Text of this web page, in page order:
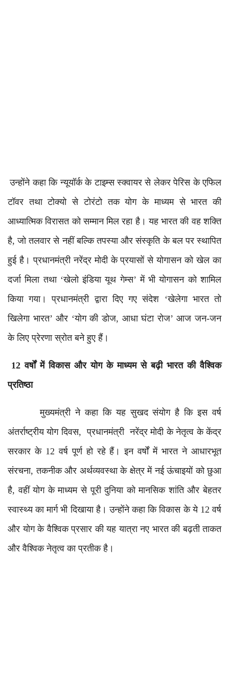
उन्होंने कहा कि न्यूयॉर्क के टाइम्स स्क्वायर से लेकर पेरिस के एफिल
टॉवर तथा टोक्यो से टोरंटो तक योग के माध्यम से भारत की
आध्यात्मिक विरासत को सम्मान मिल रहा है। यह भारत की वह शक्ति
है, जो तलवार से नहीं बल्कि तपस्या और संस्कृति के बल पर स्थापित
हुई है। प्रधानमंत्री नरेंद्र मोदी के प्रयासों से योगासन को खेल का
दर्जा मिला तथा ‘खेलो इंडिया यूथ गेम्स’ में भी योगासन को शामिल
किया गया। प्रधानमंत्री द्वारा दिए गए संदेश ‘खेलेगा भारत तो
खिलेगा भारत’ और ‘योग की डोज, आधा घंटा रोज’ आज जन-जन
के लिए प्रेरणा स्रोत बने हुए हैं।
12 वर्षों में विकास और योग के माध्यम से बढ़ी भारत की वैश्विक
प्रतिष्ठा
मुख्यमंत्री ने कहा कि यह सुखद संयोग है कि इस वर्ष
अंतर्राष्ट्रीय योग दिवस, प्रधानमंत्री नरेंद्र मोदी के नेतृत्व के केंद्र
सरकार के 12 वर्ष पूर्ण हो रहे हैं। इन वर्षों में भारत ने आधारभूत
संरचना, तकनीक और अर्थव्यवस्था के क्षेत्र में नई ऊंचाइयों को छुआ
है, वहीं योग के माध्यम से पूरी दुनिया को मानसिक शांति और बेहतर
स्वास्थ्य का मार्ग भी दिखाया है। उन्होंने कहा कि विकास के ये 12 वर्ष
और योग के वैश्विक प्रसार की यह यात्रा नए भारत की बढ़ती ताकत
और वैश्विक नेतृत्व का प्रतीक है।